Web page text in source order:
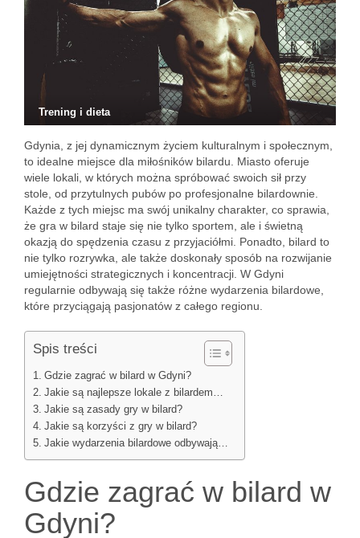
Trening i dieta
Gdynia, z jej dynamicznym życiem kulturalnym i społecznym,
to idealne miejsce dla miłośników bilardu. Miasto oferuje
wiele lokali, w których można spróbować swoich sił przy
stole, od przytulnych pubów po profesjonalne bilardownie.
Każde z tych miejsc ma swój unikalny charakter, co sprawia,
że gra w bilard staje się nie tylko sportem, ale i świetną
okazją do spędzenia czasu z przyjaciółmi. Ponadto, bilard to
nie tylko rozrywka, ale także doskonały sposób na rozwijanie
umiejętności strategicznych i koncentracji. W Gdyni
regularnie odbywają się także różne wydarzenia bilardowe,
które przyciągają pasjonatów z całego regionu.
Spis treści
Gdzie zagrać w bilard w Gdyni?
Jakie są najlepsze lokale z bilardem…
Jakie są zasady gry w bilard?
Jakie są korzyści z gry w bilard?
Jakie wydarzenia bilardowe odbywają…
Gdzie zagrać w bilard w
Gdyni?